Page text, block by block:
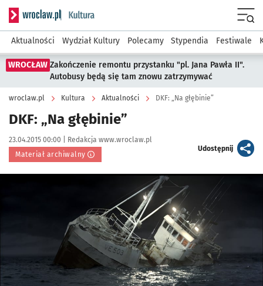
Serwis informacyjny wroclaw.pl podserwis: Kultura
Aktualności Wydział Kultury Polecamy Stypendia Festiwale
WROCŁAW Zakończenie remontu przystanku "pl. Jana Pawła II".
Autobusy będą się tam znowu zatrzymywać
wroclaw.pl Kultura Aktualności DKF: „Na głębinie”
DKF: „Na głębinie”
Data publikacji:
23.04.2015 00:00 | Autor:
Redakcja www.wroclaw.pl
Materiał archiwalny
Udostępnijartykuł